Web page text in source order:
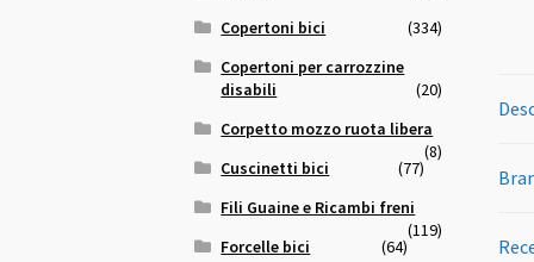
Copertoni bici
(334)
Copertoni per carrozzine
disabili
(20)
Corpetto mozzo ruota libera
(8)
Cuscinetti bici
(77)
Fili Guaine e Ricambi freni
(119)
Forcelle bici
(64)